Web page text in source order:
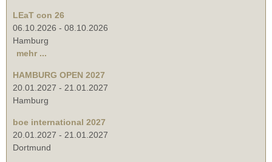
LEaT con 26
06.10.2026 - 08.10.2026
Hamburg
mehr ...
HAMBURG OPEN 2027
20.01.2027 - 21.01.2027
Hamburg
boe international 2027
20.01.2027 - 21.01.2027
Dortmund